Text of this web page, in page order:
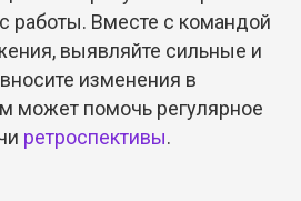
работы. Вместе с командой
выявляйте сильные и
изменения в
может помочь регулярное
ретроспективы.